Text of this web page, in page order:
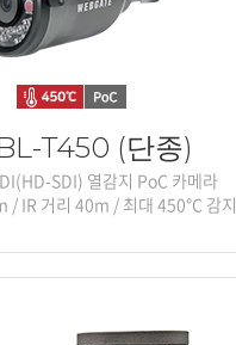
T450 (단종)
SDI) 열감지 PoC 카메라
/ IR 거리 40m / 최대 450℃ 감지